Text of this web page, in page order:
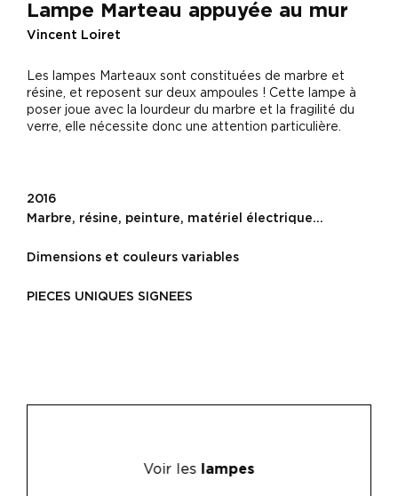
Lampe Marteau appuyée au mur
Vincent Loiret
Les lampes Marteaux sont constituées de marbre et
résine, et reposent sur deux ampoules ! Cette lampe à
poser joue avec la lourdeur du marbre et la fragilité du
verre, elle nécessite donc une attention particulière.
2016
Marbre, résine, peinture, matériel électrique…
Dimensions et couleurs variables
PIECES UNIQUES SIGNEES
Voir les lampes